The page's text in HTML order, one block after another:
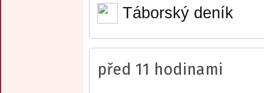
Táborský deník
před 11 hodinami